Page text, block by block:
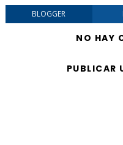
BLOGGER
NO HAY
PUBLICAR